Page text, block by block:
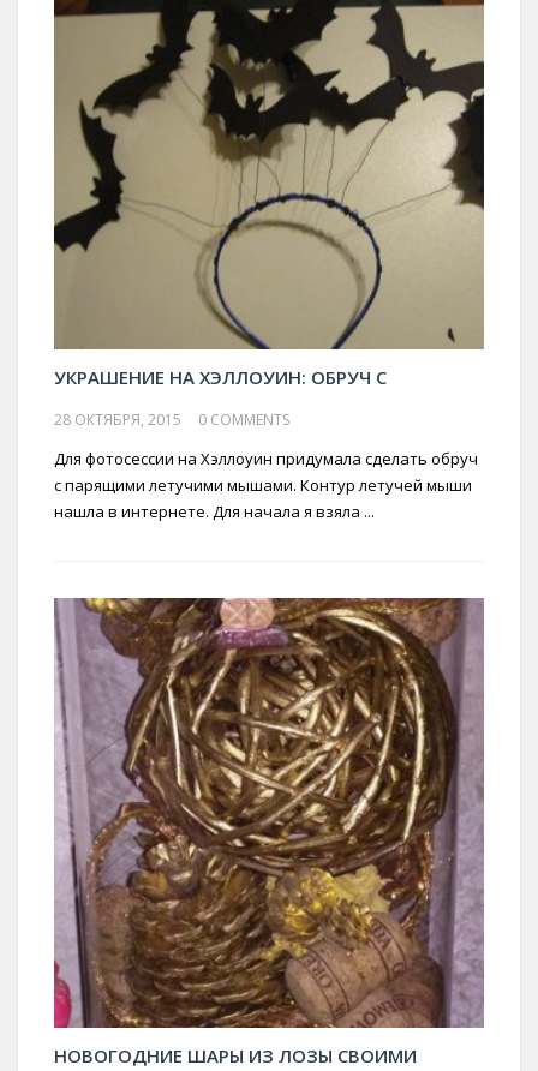
УКРАШЕНИЕ НА ХЭЛЛОУИН: ОБРУЧ С
28 ОКТЯБРЯ, 2015 0 COMMENTS
Для фотосессии на Хэллоуин придумала сделать обруч
с парящими летучими мышами. Контур летучей мыши
нашла в интернете. Для начала я взяла ...
НОВОГОДНИЕ ШАРЫ ИЗ ЛОЗЫ СВОИМИ